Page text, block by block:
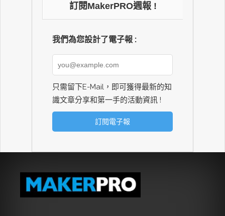
訂閱MakerPRO週報 !
我們為您設計了電子報 :
只需留下E-Mail，即可獲得最新的知
識文章分享和第一手的活動資訊 !